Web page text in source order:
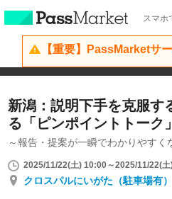
スマホ
【重要】PassMarketサ
新潟：説明下手を克服す
る「ピンポイントトーク
～報告・提案が一瞬でわかりやすく
2025/11/22(土) 10:00～2025/11/22(
クロスパルにいがた（駐車場有）